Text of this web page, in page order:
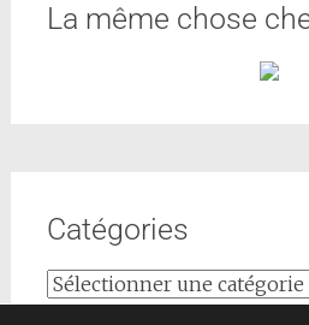
La même chose
Catégories